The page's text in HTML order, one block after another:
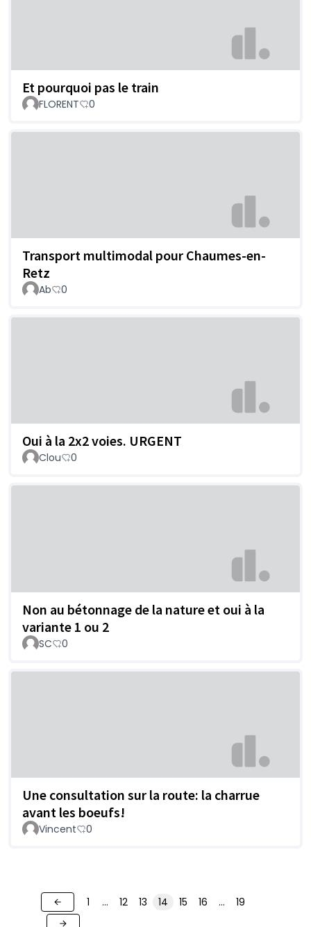
Et pourquoi pas le train
FLORENT 0
Transport multimodal pour Chaumes-en-
Retz
Ab 0
Oui à la 2x2 voies. URGENT
Clou 0
Non au bétonnage de la nature et oui à la
variante 1 ou 2
SC 0
Une consultation sur la route: la charrue
avant les boeufs!
Vincent 0
1 … 12 13 14 15 16 … 19